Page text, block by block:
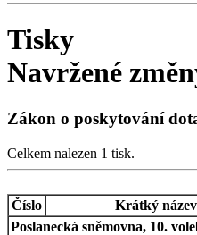
Tisky
Navržené
Zákon o poskytování
Celkem nalezen 1 tisk.
Číslo Krátký název
Poslanecká sněmovna, 10.